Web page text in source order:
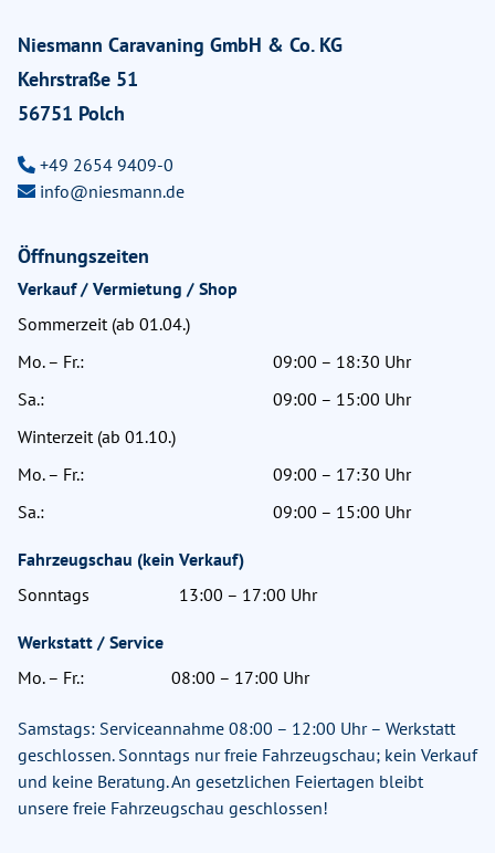
Niesmann Caravaning GmbH & Co. KG
Kehrstraße 51
56751 Polch
+49 2654 9409-0
info@niesmann.de
Öffnungszeiten
Verkauf / Vermietung / Shop
Sommerzeit (ab 01.04.)
Mo. – Fr.:
09:00 – 18:30 Uhr
Sa.:
09:00 – 15:00 Uhr
Winterzeit (ab 01.10.)
Mo. – Fr.:
09:00 – 17:30 Uhr
Sa.:
09:00 – 15:00 Uhr
Fahrzeugschau (kein Verkauf)
Sonntags
13:00 – 17:00 Uhr
Werkstatt / Service
Mo. – Fr.:
08:00 – 17:00 Uhr
Samstags: Serviceannahme 08:00 – 12:00 Uhr – Werkstatt
geschlossen. Sonntags nur freie Fahrzeugschau; kein Verkauf
und keine Beratung. An gesetzlichen Feiertagen bleibt
unsere freie Fahrzeugschau geschlossen!